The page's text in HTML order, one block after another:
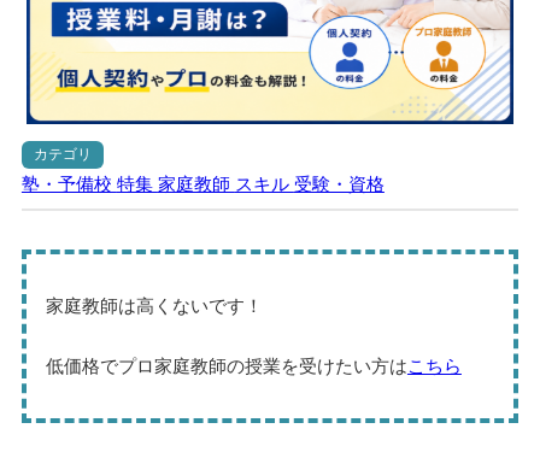
カテゴリ
塾・予備校 特集 家庭教師 スキル 受験・資格
家庭教師は高くないです！
低価格でプロ家庭教師の授業を受けたい方はこちら